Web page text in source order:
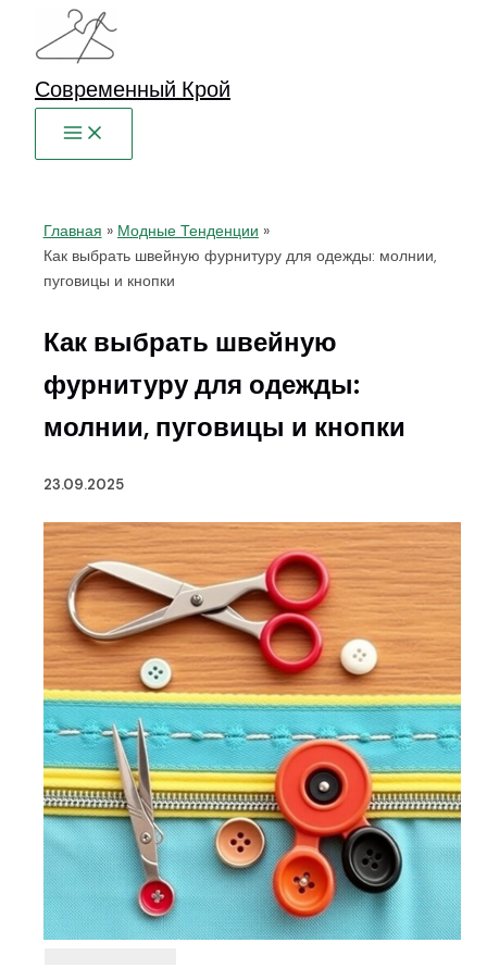
Перейти
содержимому
Современный Крой
Главная
Модные Тенденции
Как выбрать швейную фурнитуру для одежды: молнии,
пуговицы и кнопки
Как выбрать швейную
фурнитуру для одежды:
молнии, пуговицы и кнопки
23.09.2025